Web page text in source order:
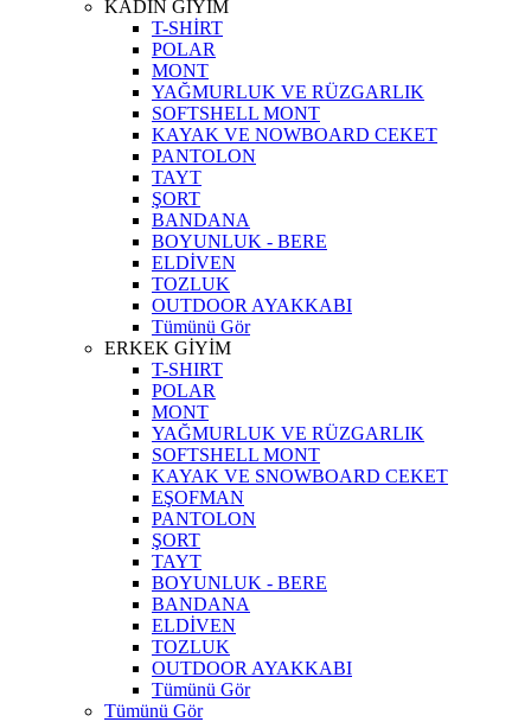
KADIN GİYİM
T-SHİRT
POLAR
MONT
YAĞMURLUK VE RÜZGARLIK
SOFTSHELL MONT
KAYAK VE NOWBOARD CEKET
PANTOLON
TAYT
ŞORT
BANDANA
BOYUNLUK - BERE
ELDİVEN
TOZLUK
OUTDOOR AYAKKABI
Tümünü Gör
ERKEK GİYİM
T-SHIRT
POLAR
MONT
YAĞMURLUK VE RÜZGARLIK
SOFTSHELL MONT
KAYAK VE SNOWBOARD CEKET
EŞOFMAN
PANTOLON
ŞORT
TAYT
BOYUNLUK - BERE
BANDANA
ELDİVEN
TOZLUK
OUTDOOR AYAKKABI
Tümünü Gör
Tümünü Gör